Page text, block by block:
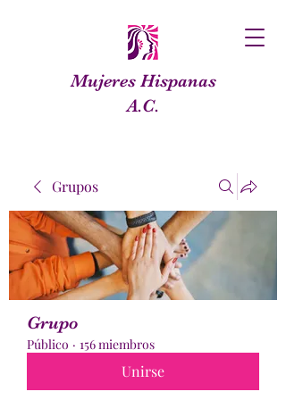
Mujeres Hispanas
A.C.
Grupos
Grupo
Público · 156 miembros
Unirse